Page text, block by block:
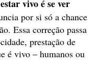
estar vivo é se ver
por si só a chance
Essa correção passa
prestação de
é vivo – humanos ou